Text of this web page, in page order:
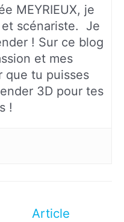
MEYRIEUX, je
scénariste. Je
! Sur ce blog
et mes
que tu puisses
3D pour tes
!
Article